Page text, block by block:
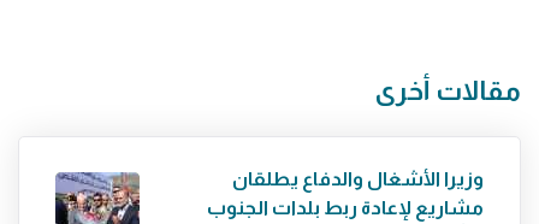
مقالات أخرى
وزيرا الأشغال والدفاع يطلقان
مشاريع لإعادة ربط بلدات الجنوب